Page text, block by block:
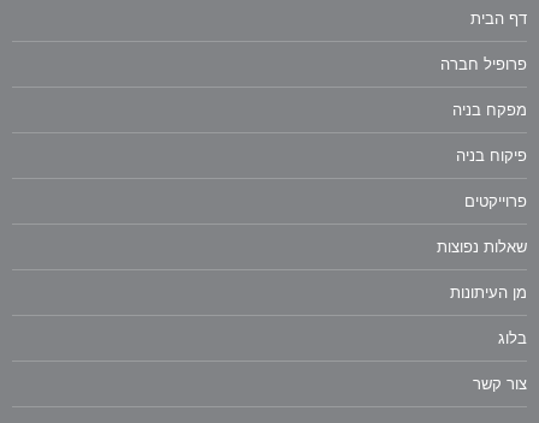
דף הבית
פרופיל חברה
מפקח בניה
פיקוח בניה
פרוייקטים
שאלות נפוצות
מן העיתונות
בלוג
צור קשר